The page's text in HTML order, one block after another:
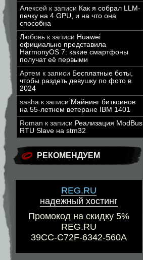
Алексей к записи Как я собрал LLM-
печку на 4 GPU, и на что она
способна
Любовь к записи Huawei
официально представила
HarmonyOS 7: какие смартфоны
получат её первыми
Артем к записи Бесплатные боты,
чтобы раздеть девушку по фото в
2024
sasha к записи Майнинг биткоинов
на 55-летнем ветеране IBM 1401
Roman к записи Реализация ModBus
RTU Slave на stm32
РЕКОМЕНДУЕМ
REG.RU
надежный хостинг
Промокод на скидку 5%
REG.RU
39CC-C72F-6342-560A